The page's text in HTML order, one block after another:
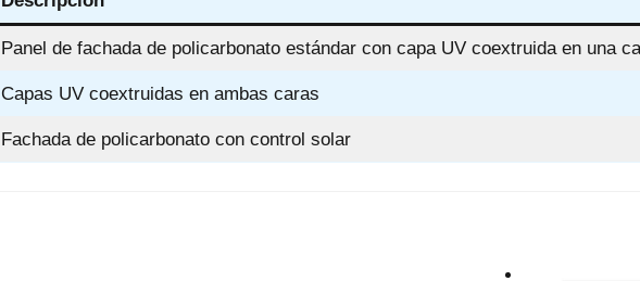
Panel de fachada de policarbonato estándar con capa UV coextruida en una
Capas UV coextruidas en ambas caras
Fachada de policarbonato con control solar